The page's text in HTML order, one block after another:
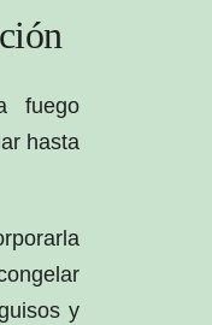
fuego
hasta
y